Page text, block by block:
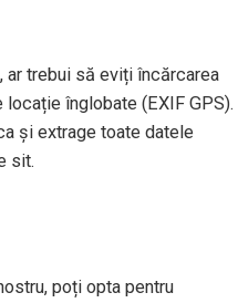
trebui să eviți încărcarea
înglobate (EXIF GPS).
și extrage toate datele
sit.
poți opta pentru